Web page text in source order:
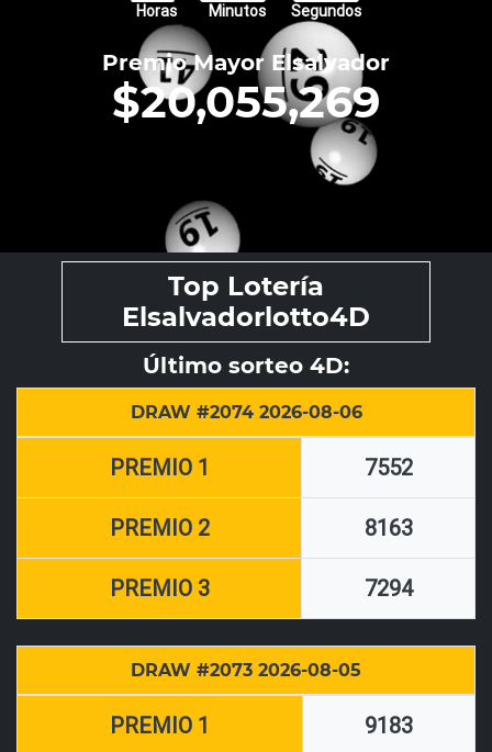
Horas Minutos Segundos
Premio Mayor Elsalvador
$20,055,269
Top Lotería
Elsalvadorlotto4D
Último sorteo 4D:
DRAW #2074 2026-08-06
PREMIO 1 7552
PREMIO 2 8163
PREMIO 3 7294
DRAW #2073 2026-08-05
PREMIO 1 9183